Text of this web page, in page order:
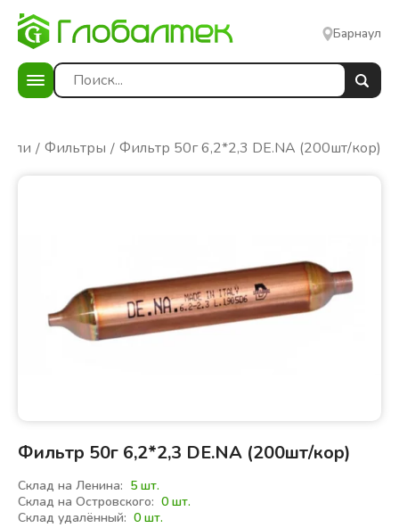
Барнаул
Фильтры Фильтр 50г 6,2*2,3 DE.NA (200шт/кор)
Фильтр 50г 6,2*2,3 DE.NA (200шт/кор)
Склад на Ленина: 5 шт.
Склад на Островского: 0 шт.
Склад удалённый: 0 шт.